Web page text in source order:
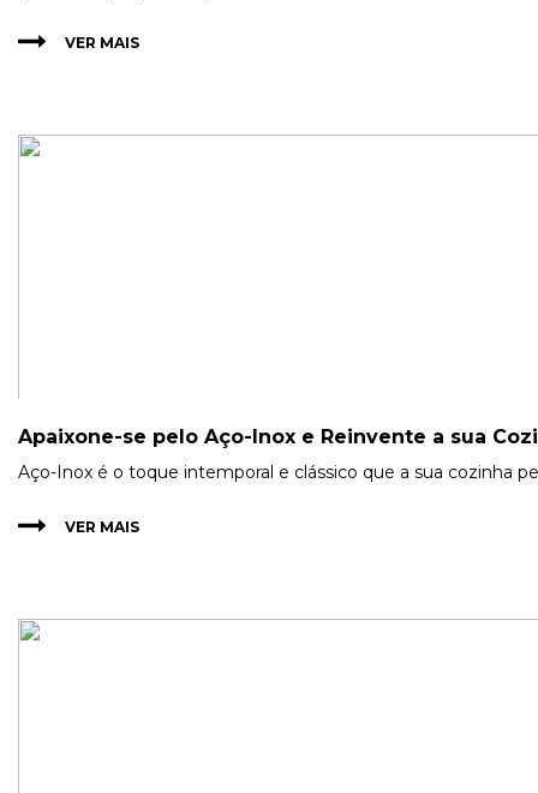
VER MAIS
Apaixone-se pelo Aço-Inox e Reinvente a sua
Aço-Inox é o toque intemporal e clássico que a sua cozinha
VER MAIS